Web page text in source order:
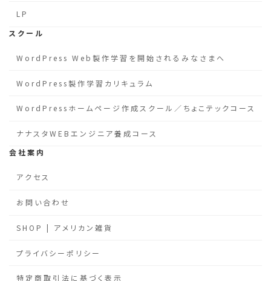
LP
スクール
WordPress Web製作学習を開始されるみなさまへ
WordPress製作学習カリキュラム
WordPressホームページ作成スクール／ちょこテックコース
ナナスタWEBエンジニア養成コース
会社案内
アクセス
お問い合わせ
SHOP | アメリカン雑貨
プライバシーポリシー
特定商取引法に基づく表示